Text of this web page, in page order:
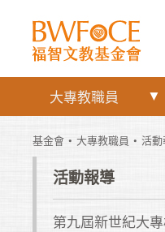
大專教職員
基金會 大專教職員 活
活動報導
第九屆新世紀大